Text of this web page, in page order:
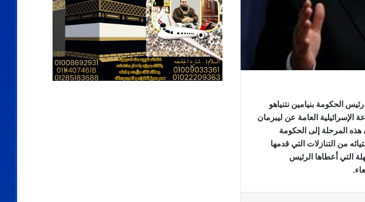
الحكومة بنيامين نتنياهو
الإسرائيلية العامة عن ليبرمان
هذه المرحلة إلى الحكومة
من التنازلات التي قدمها
التي أعطاها الرئيس